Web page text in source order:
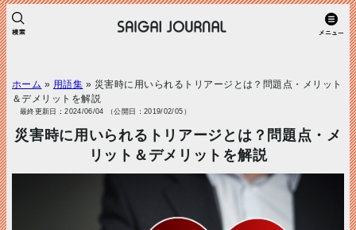
ホーム » 用語集 » 災害時に用いられるトリアージとは？問題点・メリット
＆デメリットを解説
最終更新日：2024/06/04 （公開日：2019/02/05）
災害時に用いられるトリアージとは？問題点・メ
リット＆デメリットを解説